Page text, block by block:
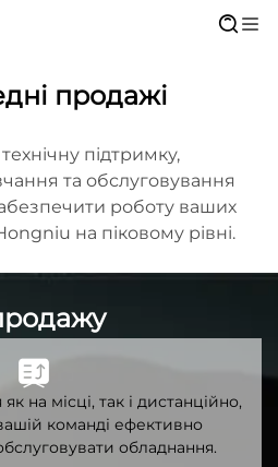
продажі
підтримку,
та обслуговування
роботу ваших
на піковому рівні.
на місці, так і дистанційно,
команді ефективно
обладнання.